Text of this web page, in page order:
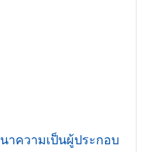
าความเป็นผู้ประกอบ